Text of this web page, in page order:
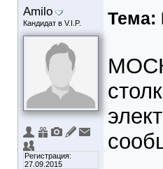
Amilo
Кандидат в V.I.P.
Регистрация:
27.09.2015
Тема: